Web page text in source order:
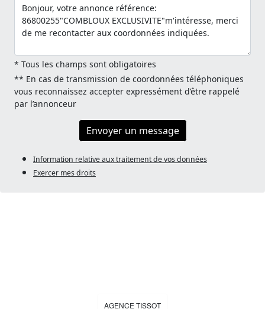
* Tous les champs sont obligatoires
** En cas de transmission de coordonnées téléphoniques
vous reconnaissez accepter expressément d’être rappelé
par l’annonceur
Envoyer un message
Information relative aux traitement de vos données
Exercer mes droits
AGENCE TISSOT